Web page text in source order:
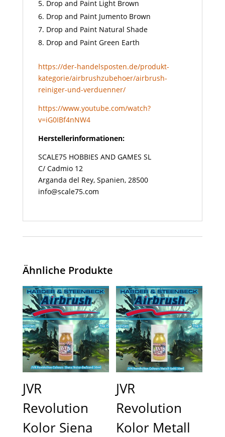
Drop and Paint Light Brown
Drop and Paint Jumento Brown
Drop and Paint Natural Shade
Drop and Paint Green Earth
https://der-handelsposten.de/produkt-
kategorie/airbrushzubehoer/airbrush-
reiniger-und-verduenner/
https://www.youtube.com/watch?
v=iG0IBf4nNW4
Herstellerinformationen:
SCALE75 HOBBIES AND GAMES SL
C/ Cadmio 12
Arganda del Rey, Spanien, 28500
info@scale75.com
Ähnliche Produkte
JVR
Revolution
Kolor Siena
JVR
Revolution
Kolor Metall